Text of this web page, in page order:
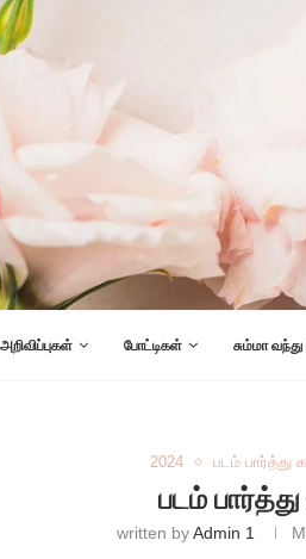
அறிவிப்புகள் போட்டிகள் சும்மா
2024 படம் பார்த்து
படம்
written byAdmin 1